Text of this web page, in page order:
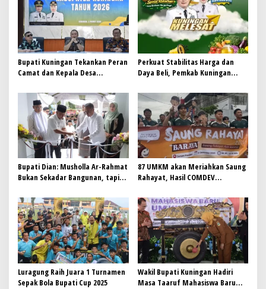
Bupati Kuningan Tekankan Peran
Camat dan Kepala Desa
Rata Lama Sekolah
Perkuat Stabilitas Harga dan
Daya Beli, Pemkab Kuningan
di 15 Kecamatan
Bupati Dian: Musholla Ar-Rahmat
Bukan Sekadar Bangunan, tapi
87 UMKM akan Meriahkan Saung
Rahayat, Hasil COMDEV
Bersama Pemkab Kuningan
Luragung Raih Juara 1 Turnamen
Sepak Bola Bupati Cup 2025
Wakil Bupati Kuningan Hadiri
Masa Taaruf Mahasiswa Baru